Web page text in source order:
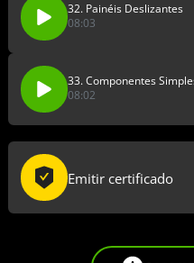
32. Painéis Deslizantes
08:03
33. Componentes
08:02
Emitir certificado